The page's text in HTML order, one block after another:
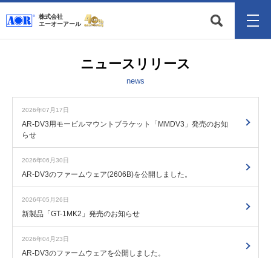
株式会社
エーオーアール
ニュースリリース
news
2026年07月17日
AR-DV3用モービルマウントブラケット「MMDV3」発売のお知
らせ
2026年06月30日
AR-DV3のファームウェア(2606B)を公開しました。
2026年05月26日
新製品「GT-1MK2」発売のお知らせ
2026年04月23日
AR-DV3のファームウェアを公開しました。